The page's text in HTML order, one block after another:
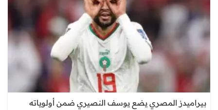
بيراميدز المصري يضع يوسف النصيري ضمن أولوياته